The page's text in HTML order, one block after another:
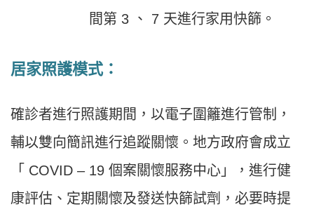
間第 3 、 7 天進行家用快篩。
居家照護模式：
確診者進行照護期間，以電子圍籬進行管制，
輔以雙向簡訊進行追蹤關懷。地方政府會成立
「 COVID – 19 個案關懷服務中心」，進行健
康評估、定期關懷及發送快篩試劑，必要時提